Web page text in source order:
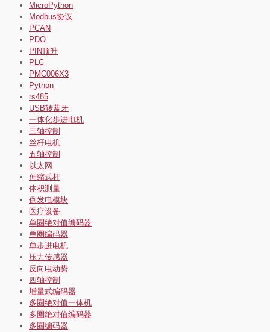
MicroPython
Modbus协议
PCAN
PDO
PIN顶升
PLC
PMC006X3
Python
rs485
USB转蓝牙
一体化步进电机
三轴控制
丝杆电机
五轴控制
以太网
伸缩式杆
体积测量
倒发电模块
医疗设备
单圈绝对值编码器
单圈编码器
单步进电机
压力传感器
反向电动势
四轴控制
增量式编码器
多圈绝对值一体机
多圈绝对值编码器
多圈编码器